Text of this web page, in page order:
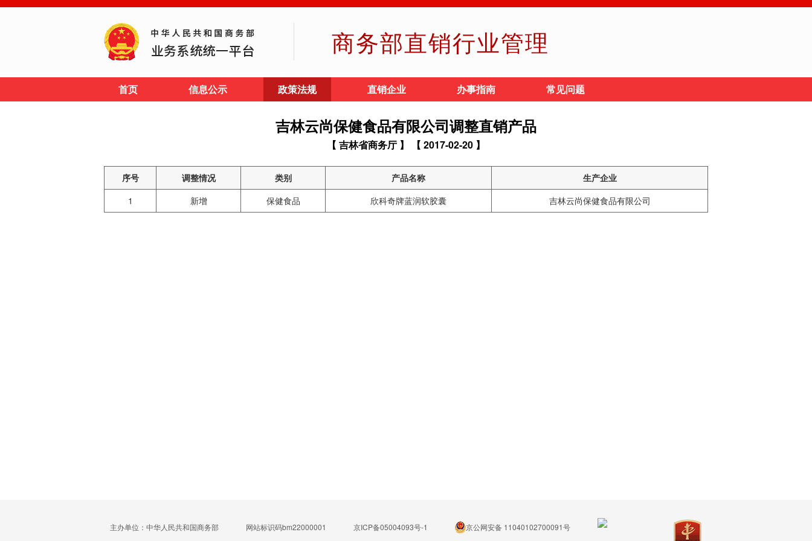
商务部直销行业管理
首页 信息公示 政策法规 直销企业 办事指南 常见问题
吉林云尚保健食品有限公司调整直销产品
【 吉林省商务厅 】 【 2017-02-20 】
序号 调整情况 类别 产品名称
生产企业
1
新增 保健食品 欣科奇牌蓝润软胶囊 吉林云尚保健食品有限公司
主办单位：中华人民共和国商务部 网站标识码bm22000001 京ICP备05004093号-1
京公网安备 11040102700091号